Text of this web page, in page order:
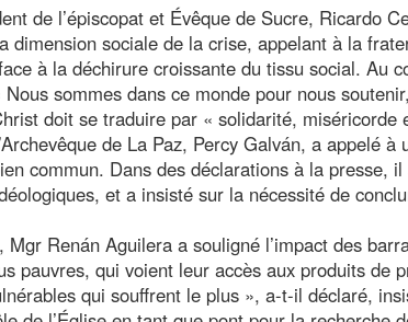
de l’épiscopat et Évêque de Sucre, Ricardo
dimension sociale de la crise, appelant à la
à la déchirure croissante du tissu social. Au
sommes dans ce monde pour nous
doit se traduire par « solidarité, miséricorde
de La Paz, Percy Galván, a appelé
commun. Dans des déclarations à la presse,
et a insisté sur la nécessité de
Mgr Renán Aguilera a souligné l’impact des
pauvres, qui voient leur accès aux produits de
qui souffrent le plus », a-t-il déclaré,